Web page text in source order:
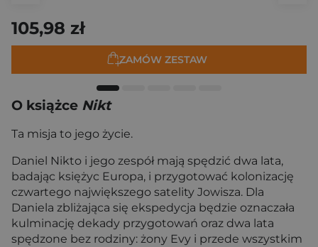
105,98 zł
ZAMÓW ZESTAW
O książce Nikt
Ta misja to jego życie.
Daniel Nikto i jego zespół mają spędzić dwa lata,
badając księżyc Europa, i przygotować kolonizację
czwartego największego satelity Jowisza. Dla
Daniela zbliżająca się ekspedycja będzie oznaczała
kulminację dekady przygotowań oraz dwa lata
spędzone bez rodziny: żony Evy i przede wszystkim